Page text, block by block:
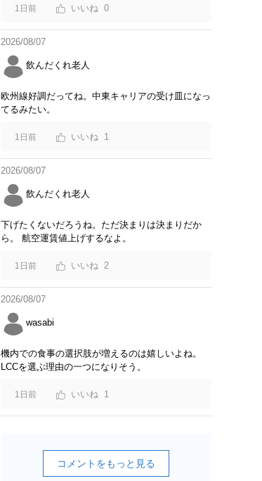
1日前 0
2026/08/07
飲んだくれ老人
欧州線好調だってね。中東キャリアの受け皿になっ
てるみたい。
1日前 1
2026/08/07
飲んだくれ老人
下げたくないだろうね。ただ決まりは決まりだか
ら。 航空運賃値上げするなよ。
1日前 2
2026/08/07
wasabi
機内での食事の選択肢が増えるのは嬉しいよね。
LCCを選ぶ理由の一つになりそう。
1日前 1
コメントをもっと見る